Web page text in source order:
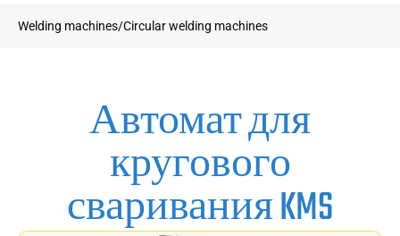
Welding machines/Circular welding machines
Автомат для
кругового
сваривания KMS